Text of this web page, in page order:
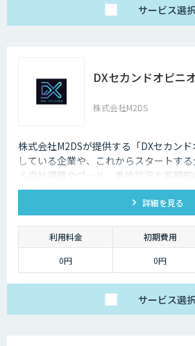
サービス選
DXセカンドオピニ
株式会社M2DS
株式会社M2DSが提供する「DXセカン
している企業や、これからスタートす
る自社課題やゴール、進捗状況を客観
るサービスです
詳細を見る
利用料金 初期費用
0円
0円
サービス選択